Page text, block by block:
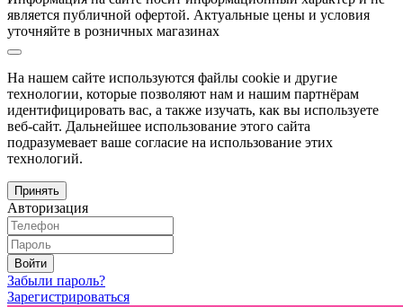
является публичной офертой. Актуальные цены и условия
уточняйте в розничных магазинах
На нашем сайте используются файлы cookie и другие
технологии, которые позволяют нам и нашим партнёрам
идентифицировать вас, а также изучать, как вы используете
веб-сайт. Дальнейшее использование этого сайта
подразумевает ваше согласие на использование этих
технологий.
Принять
Авторизация
Войти
Забыли пароль?
Зарегистрироваться